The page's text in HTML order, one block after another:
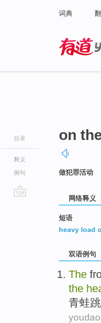
词典
目录
释义
例句
on
做犯罪活动
网络释义
短语
heavy load
双语例句
The
the
青蛙
youdao